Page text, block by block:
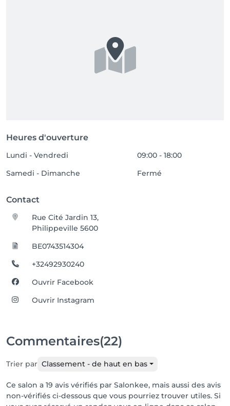
Heures d'ouverture
Lundi - Vendredi
09:00 - 18:00
Samedi - Dimanche
Fermé
Contact
Rue Cité Jardin 13,
Philippeville 5600
BE0743514304
+32492930240
Ouvrir Facebook
Ouvrir Instagram
Commentaires(22)
Trier par Classement - de haut en bas
Ce salon a 19 avis vérifiés par Salonkee, mais aussi des avis
non-vérifiés ci-dessous que vous pourriez trouver utiles. Si